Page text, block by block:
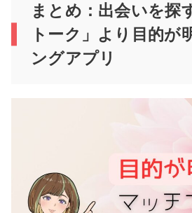
まとめ：出会いを探
トーク」より目的が
ングアプリ